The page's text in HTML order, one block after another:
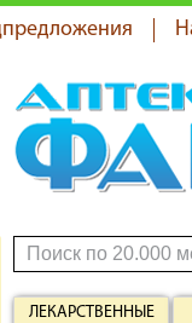
ЛЕКАРСТВЕННЫЕ